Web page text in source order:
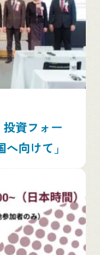
投資フォー
向けて」